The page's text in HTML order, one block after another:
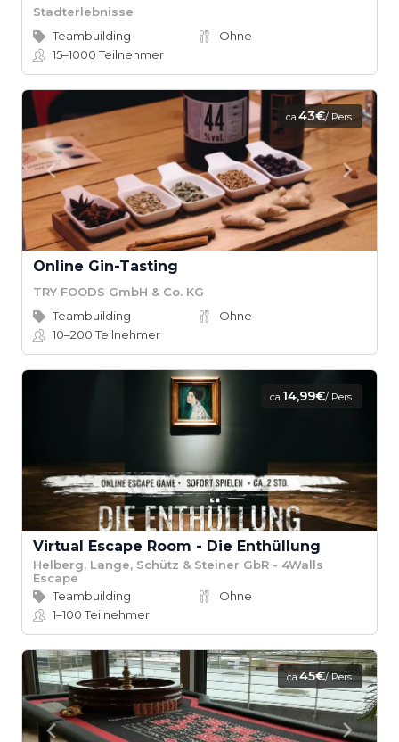
Stadterlebnisse
Teambuilding
Ohne
15–1000Teilnehmer
ca.43€/ Pers.
Online Gin-Tasting
TRY FOODS GmbH & Co. KG
Teambuilding
Ohne
10–200Teilnehmer
ca.14,99€/ Pers.
Virtual Escape Room - Die Enthüllung
Helberg, Lange, Schütz & Steiner GbR - 4Walls
Escape
Teambuilding
Ohne
1–100Teilnehmer
ca.45€/ Pers.